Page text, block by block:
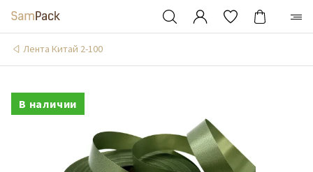
Лента Китай 2-100
В наличии